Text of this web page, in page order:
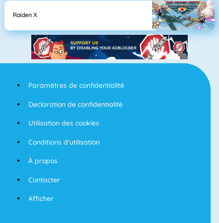
Raiden X
Paramètres de confidentialité
Declaration de confidentialité
Utilisation des cookies
Conditions d'utilisation
À propos
Contacter
Afficher